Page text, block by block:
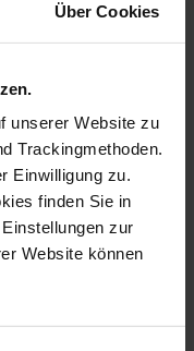
Über Cookies
unserer Website zu
Trackingmethoden.
Einwilligung zu.
finden Sie in
zur
Website können
the tree